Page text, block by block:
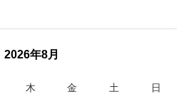
2026年8月
木 金 土 日